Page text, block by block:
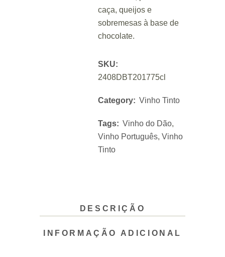
caça, queijos e
sobremesas à base de
chocolate.
SKU:
2408DBT201775cl
Category: Vinho Tinto
Tags: Vinho do Dão,
Vinho Português, Vinho
Tinto
DESCRIÇÃO
INFORMAÇÃO ADICIONAL